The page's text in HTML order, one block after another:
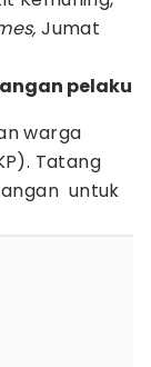
Jumat
pelaku
warga
Tatang
untuk